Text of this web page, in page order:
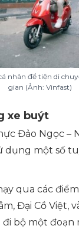
nhân để tiện di
gian (Ảnh: Vinfast)
xe buýt
Đảo Ngọc –
dụng một số
qua các
Đại Cồ Việt,
đi bộ một